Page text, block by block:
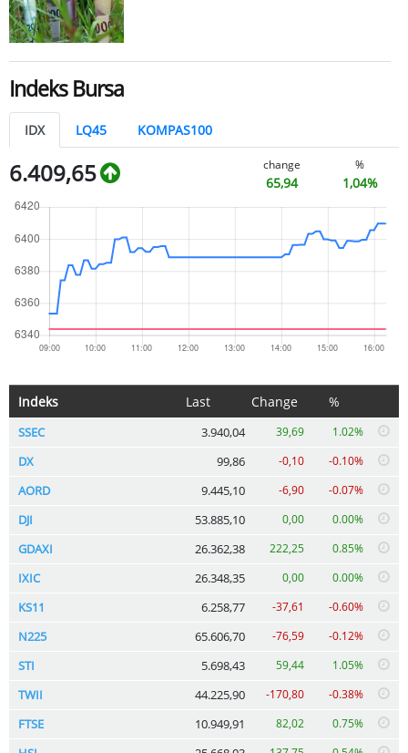
Indeks Bursa
IDX LQ45 KOMPAS100
6.409,65 change
65,94
%
1,04%
Indeks Last Change %
SSEC 3.940,04 39,69 1.02%
DX 99,86 -0,10 -0.10%
AORD 9.445,10 -6,90 -0.07%
DJI 53.885,10 0,00 0.00%
GDAXI 26.362,38 222,25 0.85%
IXIC 26.348,35 0,00 0.00%
KS11 6.258,77 -37,61 -0.60%
N225 65.606,70 -76,59 -0.12%
STI 5.698,43 59,44 1.05%
TWII 44.225,90 -170,80 -0.38%
FTSE 10.949,91 82,02 0.75%